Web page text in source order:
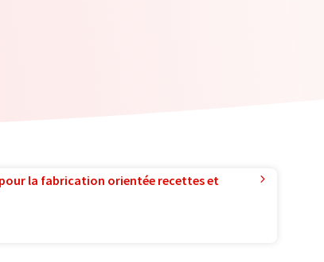
la fabrication orientée recettes et